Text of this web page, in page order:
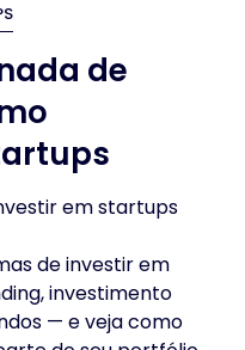
de
em startups
de investir em
investimento
— e veja como